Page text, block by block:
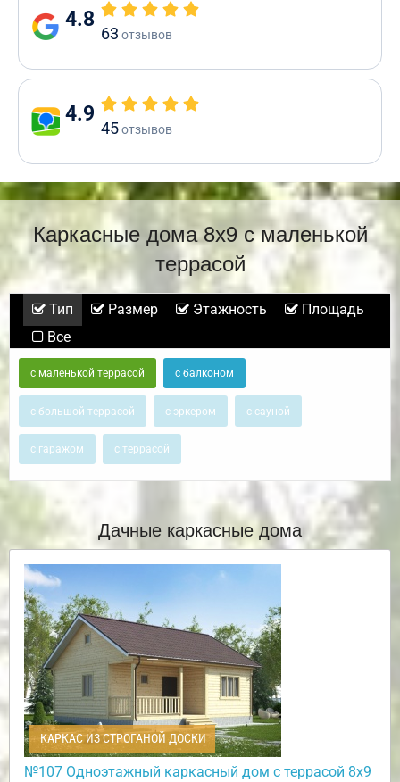
4.8
63 отзывов
4.9
45отзывов
Каркасные дома 8х9 с маленькой
террасой
Тип Размер Этажность
Площадь
Все
с маленькой террасой с балконом
с большой террасой с эркером с сауной
с гаражом с террасой
Дачные каркасные дома
КАРКАС ИЗ СТРОГАНОЙ ДОСКИ
№107 Одноэтажный каркасный дом с террасой 8х9